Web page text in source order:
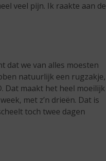
veel pijn. Ik raakte aan de
dat we van alles moesten
natuurlijk een rugzakje,
Dat maakt het heel moeilijk
met z’n drieën. Dat is
toch twee dagen